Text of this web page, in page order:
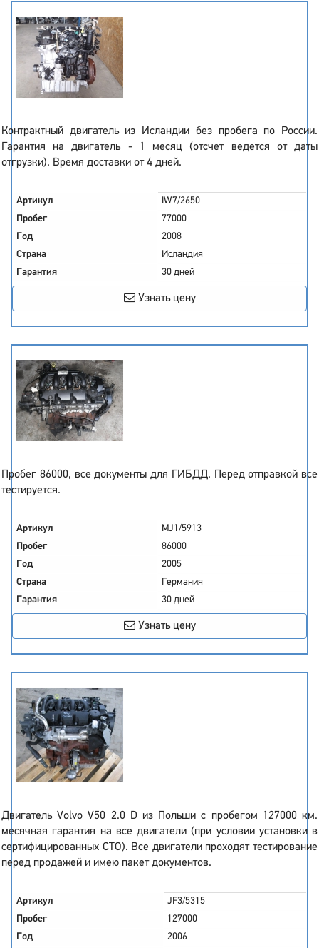
Контрактный двигатель из Исландии без пробега по России.
Гарантия на двигатель - 1 месяц (отсчет ведется от даты
отгрузки). Время доставки от 4 дней.
Артикул
IW7/2650
Пробег
77000
Год
2008
Страна
Исландия
Гарантия
30 дней
Узнать цену
Пробег 86000, все документы для ГИБДД. Перед отправкой все
тестируется.
Артикул
MJ1/5913
Пробег
86000
Год
2005
Страна
Германия
Гарантия
30 дней
Узнать цену
Двигатель Volvo V50 2.0 D из Польши с пробегом 127000 км.
месячная гарантия на все двигатели (при условии установки в
сертифицированных СТО). Все двигатели проходят тестирование
перед продажей и имею пакет документов.
Артикул
JF3/5315
Пробег
127000
Год
2006